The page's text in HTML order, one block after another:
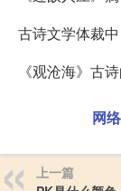
古诗文学体裁
《观沧海》古
网
上一篇